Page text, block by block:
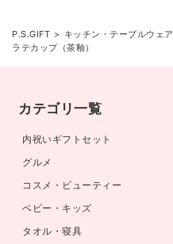
P.S.GIFT キッチン・テーブルウェア
ラテカップ（茶釉）
カテゴリ一覧
内祝いギフトセット
グルメ
コスメ・ビューティー
ベビー・キッズ
タオル・寝具